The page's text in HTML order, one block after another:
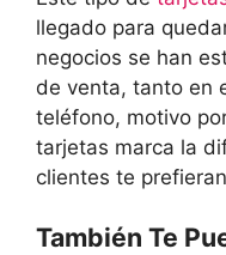
llegado para
negocios se han
de venta, tanto en
teléfono, motivo
tarjetas marca la
clientes te
También Te